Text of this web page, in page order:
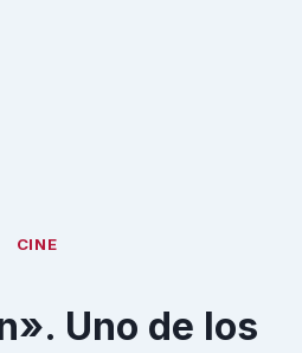
CINE
Uno de los